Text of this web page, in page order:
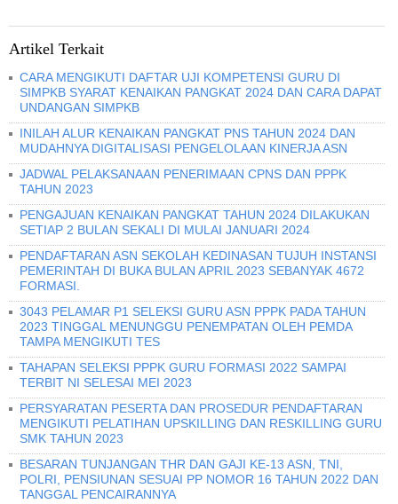
Artikel Terkait
CARA MENGIKUTI DAFTAR UJI KOMPETENSI GURU DI
SIMPKB SYARAT KENAIKAN PANGKAT 2024 DAN CARA DAPAT
UNDANGAN SIMPKB
INILAH ALUR KENAIKAN PANGKAT PNS TAHUN 2024 DAN
MUDAHNYA DIGITALISASI PENGELOLAAN KINERJA ASN
JADWAL PELAKSANAAN PENERIMAAN CPNS DAN PPPK
TAHUN 2023
PENGAJUAN KENAIKAN PANGKAT TAHUN 2024 DILAKUKAN
SETIAP 2 BULAN SEKALI DI MULAI JANUARI 2024
PENDAFTARAN ASN SEKOLAH KEDINASAN TUJUH INSTANSI
PEMERINTAH DI BUKA BULAN APRIL 2023 SEBANYAK 4672
FORMASI.
3043 PELAMAR P1 SELEKSI GURU ASN PPPK PADA TAHUN
2023 TINGGAL MENUNGGU PENEMPATAN OLEH PEMDA
TAMPA MENGIKUTI TES
TAHAPAN SELEKSI PPPK GURU FORMASI 2022 SAMPAI
TERBIT NI SELESAI MEI 2023
PERSYARATAN PESERTA DAN PROSEDUR PENDAFTARAN
MENGIKUTI PELATIHAN UPSKILLING DAN RESKILLING GURU
SMK TAHUN 2023
BESARAN TUNJANGAN THR DAN GAJI KE-13 ASN, TNI,
POLRI, PENSIUNAN SESUAI PP NOMOR 16 TAHUN 2022 DAN
TANGGAL PENCAIRANNYA